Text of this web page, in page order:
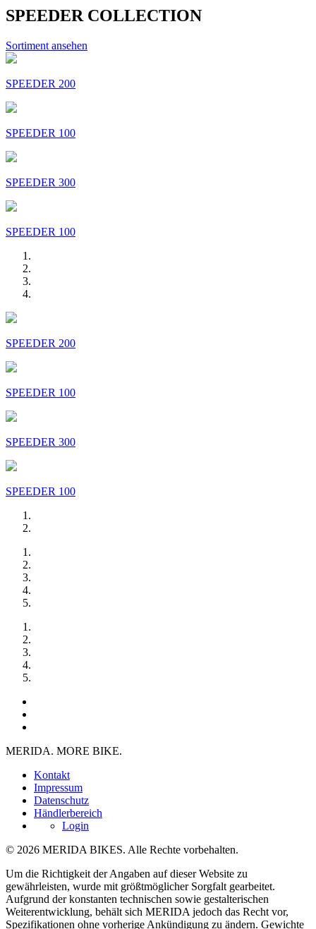
SPEEDER COLLECTION
Sortiment ansehen
SPEEDER 200
SPEEDER 100
SPEEDER 300
SPEEDER 100
SPEEDER 200
SPEEDER 100
SPEEDER 300
SPEEDER 100
MERIDA. MORE BIKE.
Kontakt
Impressum
Datenschutz
Händlerbereich
Login
© 2026 MERIDA BIKES. Alle Rechte vorbehalten.
Um die Richtigkeit der Angaben auf dieser Website zu
gewährleisten, wurde mit größtmöglicher Sorgfalt gearbeitet.
Aufgrund der konstanten technischen sowie gestalterischen
Weiterentwicklung, behält sich MERIDA jedoch das Recht vor,
Spezifikationen ohne vorherige Ankündigung zu ändern. Gewichte